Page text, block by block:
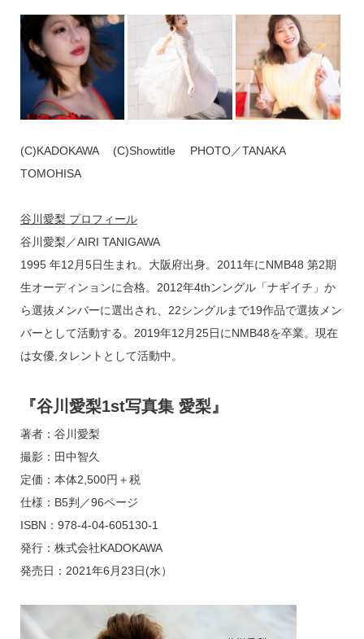
(C)KADOKAWA (C)Showtitle PHOTO／TANAKA
TOMOHISA
谷川愛梨 プロフィール
谷川愛梨／AIRI TANIGAWA
1995 年12月5日生まれ。大阪府出身。2011年にNMB48 第2期
生オーディンョンに合格。2012年4thンングル「ナギイチ」か
ら選抜メンバーに選出され、22シングルまで19作品で選抜メン
バーとして活動する。2019年12月25日にNMB48を卒業。現在
は女優,タレントとして活動中。
『谷川愛梨1st写真集 愛梨』
著者：谷川愛梨
撮影：田中智久
定価：本体2,500円＋税
仕様：B5判／96ページ
ISBN：978-4-04-605130-1
発行：株式会社KADOKAWA
発売日：2021年6月23日(水）